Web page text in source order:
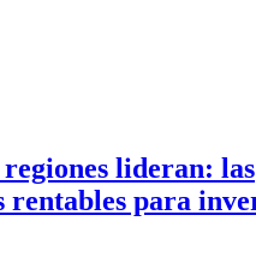
lideran: las
rentables para